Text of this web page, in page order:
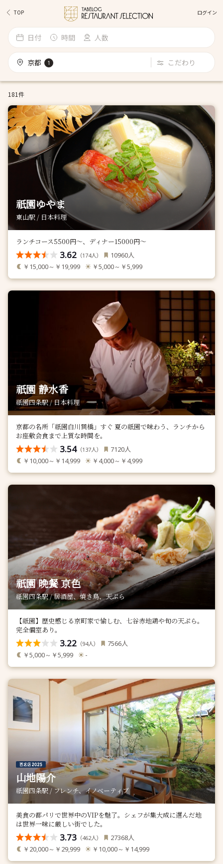
TOP ログイン
日付 時間 人数
京都 1 こだわり
181件
祇園ゆやま
東山駅 / 日本料理
ランチコース5500円〜、ディナー15000円〜
3.62 （174人） 10960人
￥15,000～￥19,999 ￥5,000～￥5,999
祇園 静水香
祇園四条駅 / 日本料理
京都の名所「祇園白川巽橋」すぐ 夏の祇園で味わう、ランチから
お座敷会食まで上質な時間を。
3.54（137人） 7120人
￥10,000～￥14,999 ￥4,000～￥4,999
祇園 晩餐 京色
祇園四条駅 / 居酒屋、焼き鳥、天ぷら
【祇園】歴史感じる京町家で愉しむ、七谷赤地鶏や旬の天ぷら。
完全個室あり。
3.22 （94人） 7566人
￥5,000～￥5,999 -
山地陽介
祇園四条駅 / フレンチ、イノベーティブ
美食の都パリで世界中のVIPを魅了。シェフが集大成に選んだ地
は世界一味に厳しい街でした。
3.73 （462人） 27368人
￥20,000～￥29,999 ￥10,000～￥14,999